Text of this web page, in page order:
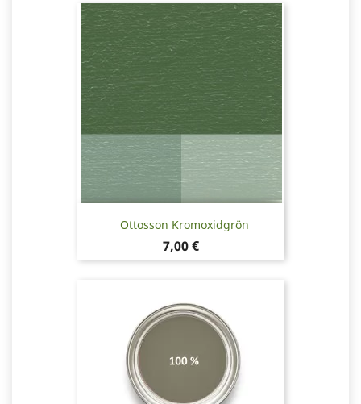
Ottosson Kromoxidgrön
Pris
7,00 €